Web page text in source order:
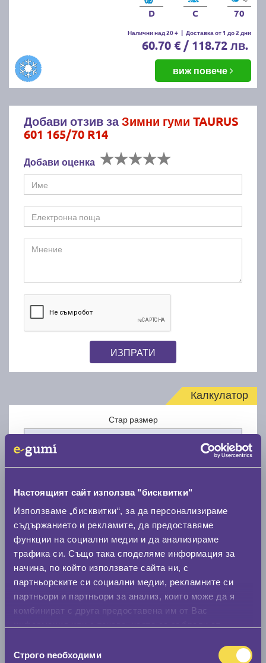
Настоящият сайт използва "бисквитки"
Използваме „бисквитки“, за да персонализираме
съдържанието и рекламите, да предоставяме
функции на социални медии и да анализираме
трафика си. Също така споделяме информация за
начина, по който използвате сайта ни, с
партньорските си социални медии, рекламните си
партньори и партньори за анализ, които може да я
комбинират с друга предоставена им от Вас
наСтрого nеобходими
D C 70
Налични над 20 + | Доставка от 1 до 2 дни
60.70 € / 118.72 лв.
виж повече
Добави отзив заЗимни гуми TAURUS
601 165/70 R14
Добави оценка
ИЗПРАТИ
Калкулатор
Стар размер
Нов размер
Стар размер